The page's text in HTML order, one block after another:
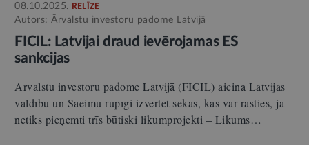
08.10.2025. RELĪZE
Autors: Ārvalstu investoru padome Latvijā
FICIL: Latvijai draud ievērojamas ES
sankcijas
Ārvalstu investoru padome Latvijā (FICIL) aicina Latvijas
valdību un Saeimu rūpīgi izvērtēt sekas, kas var rasties, ja
netiks pieņemti trīs būtiski likumprojekti – Likums…